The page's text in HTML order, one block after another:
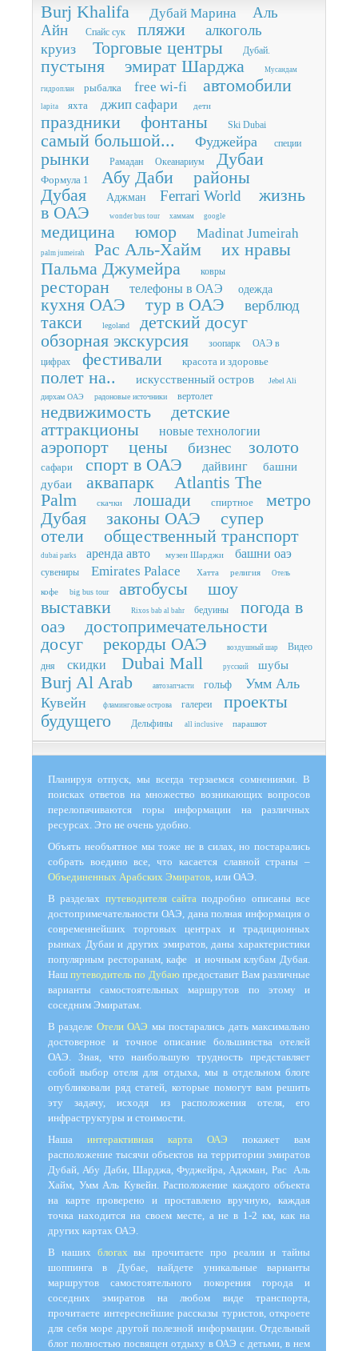
Burj Khalifa Дубай Марина
Аль
Айн
Спайс сук пляжи алкоголь
круиз Торговые центры Дубай.
пустыня эмират Шарджа Мусандам
гидроплан рыбалка free wi-fi автомобили
lapita яхта джип сафари дети
праздники фонтаны Ski Dubai
самый большой... Фуджейра специи
рынки Рамадан Океанариум Дубаи
Формула 1 Абу Даби
районы
Дубая
Аджман Ferrari World
жизнь
в ОАЭ
wonder bus tour хаммам google
медицина юмор Madinat Jumeirah
palm jumeirah Рас Аль-Хайм
их нравы
Пальма Джумейра
ковры
ресторан телефоны в ОАЭ одежда
кухня ОАЭ тур в ОАЭ верблюд
такси legoland
детский досуг
обзорная экскурсия
зоопарк
ОАЭ в
цифрах
фестивали красота и здоровье
полет на.. искусственный остров
Jebel Ali
дирхам ОАЭ
радоновые источники вертолет
недвижимость
детские
аттракционы
новые технологии
аэропорт цены бизнес золото
сафари спорт в ОАЭ дайвинг
башни
дубаи
аквапарк
Atlantis The
Palm
скачки лошади спиртное
метро
Дубая
законы ОАЭ
супер
отели
общественный транспорт
dubai parks аренда авто музеи Шарджи башни оаэ
сувениры Emirates Palace Хатта религия Отель
кофе big bus tour автобусы
шоу
выставки
Rixos bab al bahr бедуины
погода в
оаэ
достопримечательности
досуг
рекорды ОАЭ воздушный шар
Видео
дня
скидки Dubai Mall русский шубы
Burj Al Arab автозапчасти гольф
Умм Аль
Кувейн
фламинговые острова галереи
проекты
будущего
Дельфины all inclusive парашют
Планируя отпуск, мы всегда терзаемся сомнениями. В
поисках ответов на множество возникающих вопросов
перелопачиваются горы информации на различных
ресурсах. Это не очень удобно.
Объять необъятное мы тоже не в силах, но постарались
собрать воедино все, что касается славной страны –
Объединенных Арабских Эмиратов , или ОАЭ.
В разделах путеводителя сайта подробно описаны все
достопримечательности ОАЭ, дана полная информация о
современнейших торговых центрах и традиционных
рынках Дубаи и других эмиратов, даны характеристики
популярным ресторанам, кафе и ночным клубам Дубая.
Нашпутеводитель по Дубаю предоставит Вам различные
варианты самостоятельных маршрутов по этому и
соседним Эмиратам.
В разделе Отели ОАЭ мы постарались дать максимально
достоверное и точное описание большинства отелей
ОАЭ. Зная, что наибольшую трудность представляет
собой выбор отеля для отдыха, мы в отдельном блоге
опубликовали ряд статей, которые помогут вам решить
эту задачу, исходя из расположения отеля, его
инфраструктуры и стоимости.
Наша интерактивная карта ОАЭ покажет вам
расположение тысячи объектов на территории эмиратов
Дубай, Абу Даби, Шарджа, Фуджейра, Аджман, Рас Аль
Хайм, Умм Аль Кувейн. Расположение каждого объекта
на карте проверено и проставлено вручную, каждая
точка находится на своем месте, а не в 1-2 км, как на
других картах ОАЭ.
В наших блогах вы прочитаете про реалии и тайны
шоппинга в Дубае, найдете уникальные варианты
маршрутов самостоятельного покорения города и
соседних эмиратов на любом виде транспорта,
прочитаете интереснейшие рассказы туристов, откроете
для себя море другой полезной информации. Отдельный
блог полностью посвящен отдыху в ОАЭ с детьми, в нем